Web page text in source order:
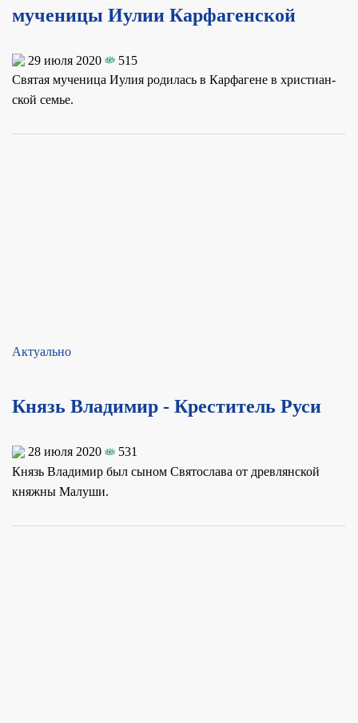
мученицы Иулии Карфагенской
29 июля 2020
515
Свя­тая му­че­ни­ца Иулия ро­ди­лась в Кар­фа­гене в хри­сти­ан­
ской се­мье.
Актуально
Князь Владимир - Креститель Руси
28 июля 2020
531
Князь Вла­ди­мир был сы­ном Свя­то­сла­ва от древ­лян­ской
княж­ны Ма­лу­ши.